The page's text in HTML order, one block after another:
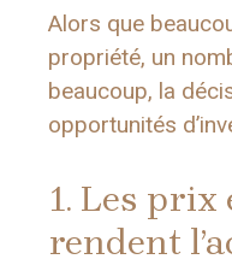
Alors que
propriété, un
beaucoup, la
opportunités
1. Les prix
rendent